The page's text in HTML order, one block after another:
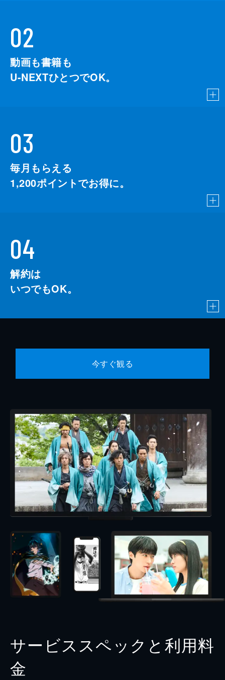
02
動画も書籍も
U-NEXTひとつでOK。
03
毎月もらえる
1,200ポイントでお得に。
04
解約は
いつでもOK。
今すぐ観る
サービススペックと利用料
金